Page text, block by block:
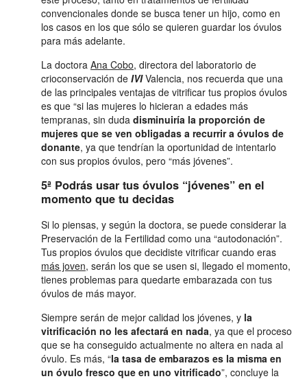
convencionales donde se busca tener un hijo, como en
los casos en los que sólo se quieren guardar los óvulos
para más adelante.
La doctora Ana Cobo, directora del laboratorio de
crioconservación de IVIValencia, nos recuerda que una
de las principales ventajas de vitrificar tus propios óvulos
es que “si las mujeres lo hicieran a edades más
tempranas, sin duda disminuiría la proporción de
mujeres que se ven obligadas a recurrir a óvulos de
donante, ya que tendrían la oportunidad de intentarlo
con sus propios óvulos, pero “más jóvenes”.
5ª Podrás usar tus óvulos “jóvenes” en el
momento que tu decidas
Si lo piensas, y según la doctora, se puede considerar la
Preservación de la Fertilidad como una “autodonación”.
Tus propios óvulos que decidiste vitrificar cuando eras
más joven, serán los que se usen si, llegado el momento,
tienes problemas para quedarte embarazada con tus
óvulos de más mayor.
Siempre serán de mejor calidad los jóvenes, y la
vitrificación no les afectará en nada, ya que el proceso
que se ha conseguido actualmente no altera en nada al
óvulo. Es más, “la tasa de embarazos es la misma en
un óvulo fresco que en uno vitrificado”, concluye la